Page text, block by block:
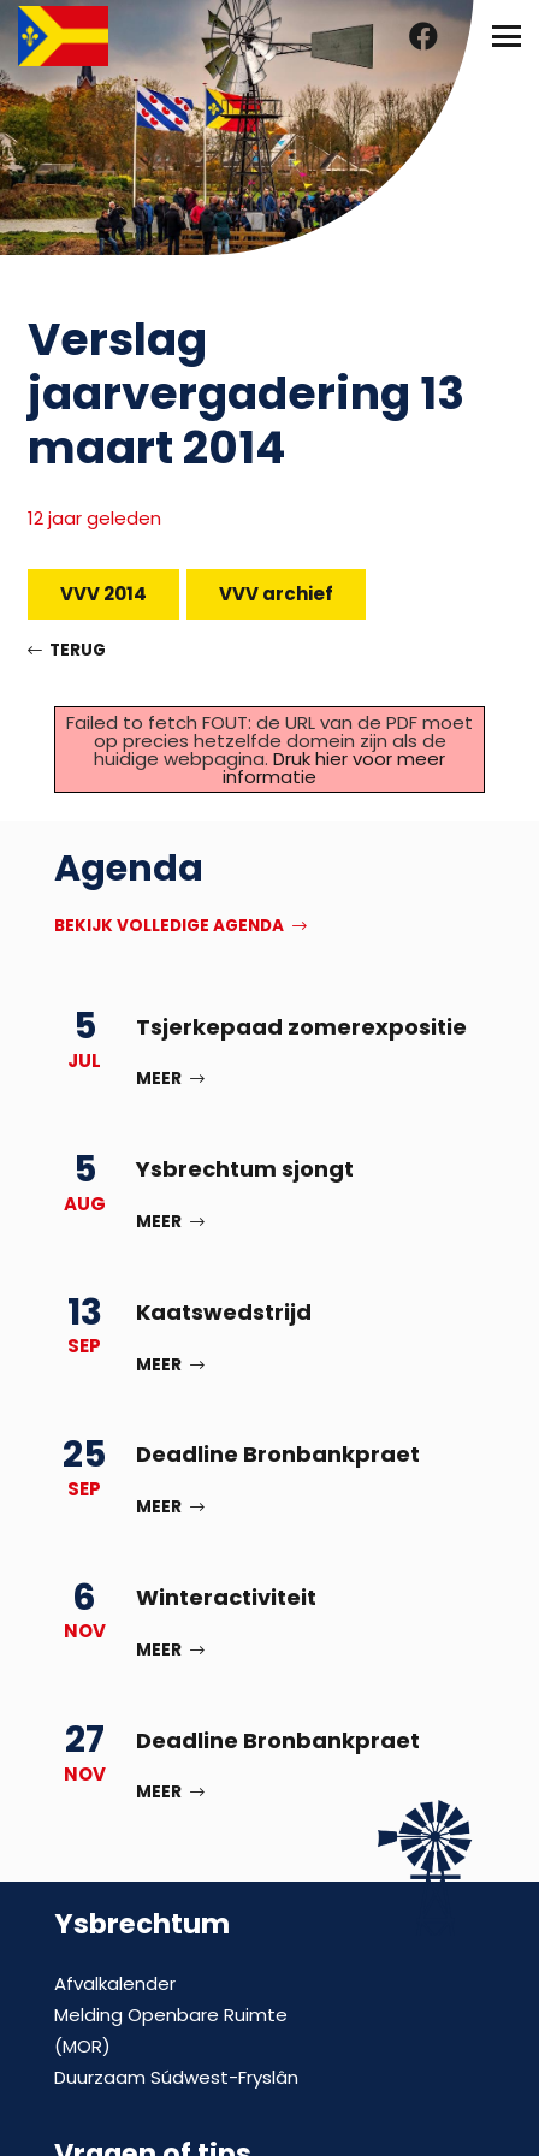
Verslag
jaarvergadering 13
maart 2014
12 jaar geleden
VVV 2014 VVV archief
TERUG
Failed to fetch FOUT: de URL van de PDF moet
op precies hetzelfde domein zijn als de
huidige webpagina. Druk hier voor meer
informatie
Agenda
BEKIJK VOLLEDIGE AGENDA
5
JUL
Tsjerkepaad zomerexpositie
MEER
5
AUG
Ysbrechtum sjongt
MEER
13
SEP
Kaatswedstrijd
MEER
25
SEP
Deadline Bronbankpraet
MEER
6
NOV
Winteractiviteit
MEER
27
NOV
Deadline Bronbankpraet
MEER
Ysbrechtum
Afvalkalender
Melding Openbare Ruimte
(MOR)
Duurzaam Súdwest-Fryslân